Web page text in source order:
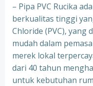
– Pipa PVC Rucika
berkualitas tinggi
Chloride (PVC), yang
mudah dalam
merek lokal
dari 40 tahun
untuk kebutuhan